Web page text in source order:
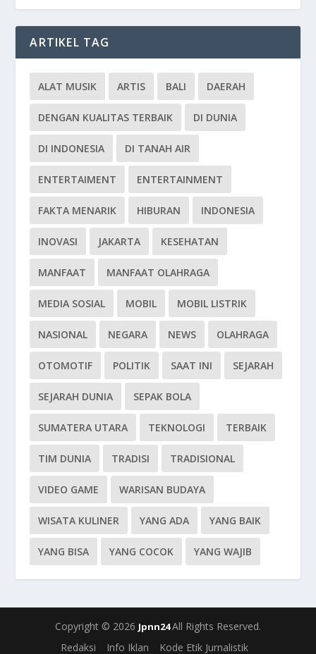
ARTIKEL TAG
ALAT MUSIK ARTIS BALI DAERAH
DENGAN KUALITAS TERBAIK DI DUNIA
DI INDONESIA DI TANAH AIR
ENTERTAIMENT ENTERTAINMENT
FAKTA MENARIK HIBURAN INDONESIA
INOVASI JAKARTA KESEHATAN
MANFAAT MANFAAT OLAHRAGA
MEDIA SOSIAL MOBIL MOBIL LISTRIK
NASIONAL NEGARA NEWS OLAHRAGA
OTOMOTIF POLITIK SAAT INI SEJARAH
SEJARAH DUNIA SEPAK BOLA
SUMATERA UTARA TEKNOLOGI TERBAIK
TIM DUNIA TRADISI TRADISIONAL
VIDEO GAME WARISAN BUDAYA
WISATA KULINER YANG ADA YANG BAIK
YANG BISA YANG COCOK YANG WAJIB
Copyright © 2026 Jpnn24All Rights Reserved.
Redaksi
Info Iklan Kode Etik Jurnalistik